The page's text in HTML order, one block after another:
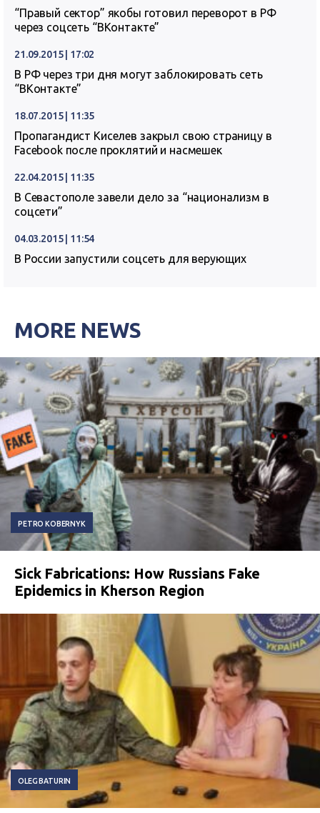
“Правый сектор” якобы готовил переворот в РФ
через соцсеть “ВКонтакте”
21.09.2015 | 17:02
В РФ через три дня могут заблокировать сеть
“ВКонтакте”
18.07.2015 | 11:35
Пропагандист Киселев закрыл свою страницу в
Facebook после проклятий и насмешек
22.04.2015 | 11:35
В Севастополе завели дело за “национализм в
соцсети”
04.03.2015 | 11:54
В России запустили соцсеть для верующих
MORE NEWS
PETRO KOBERNYK
Sick Fabrications: How Russians Fake
Epidemics in Kherson Region
OLEG BATURIN